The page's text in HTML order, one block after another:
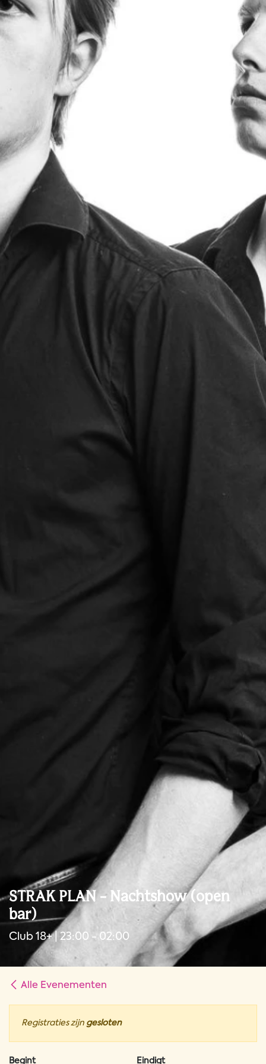
STRAK PLAN - Nachtshow (open
bar)
Club 18+ | 23:00 - 02:00
Alle Evenementen
Registraties zijn gesloten
Begint Eindigt